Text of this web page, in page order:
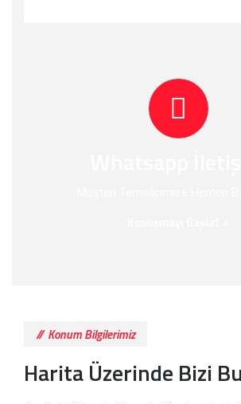
Konum Bilgilerimiz
Harita Üzerinde Bizi